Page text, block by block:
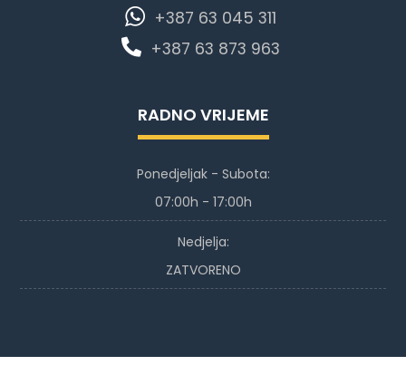
+387 63 045 311
+387 63 873 963
RADNO VRIJEME
Ponedjeljak - Subota:
07:00h - 17:00h
Nedjelja:
ZATVORENO